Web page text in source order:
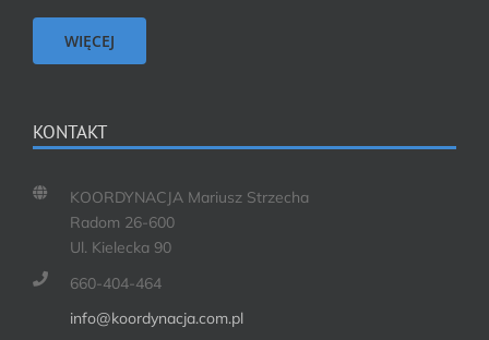
WIĘCEJ
KONTAKT
KOORDYNACJA Mariusz Strzecha
Radom 26-600
Ul. Kielecka 90
660-404-464
info@koordynacja.com.pl